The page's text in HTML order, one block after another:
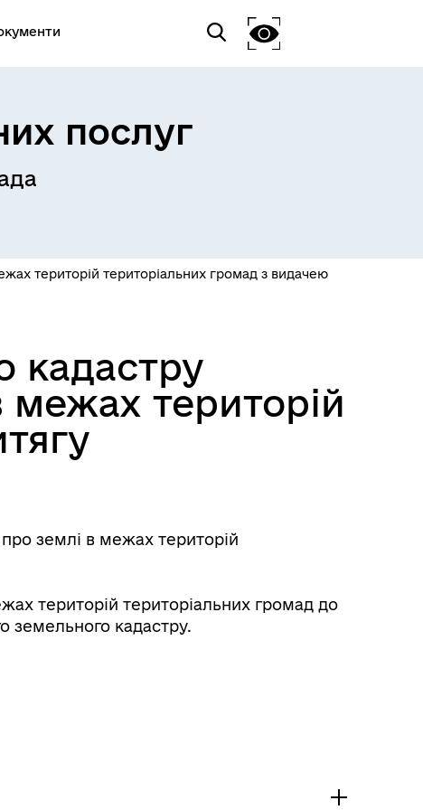
послуг
територій територіальних громад з видачею
кадастру
межах територій
землі в межах територій
територій територіальних громад до
земельного кадастру.